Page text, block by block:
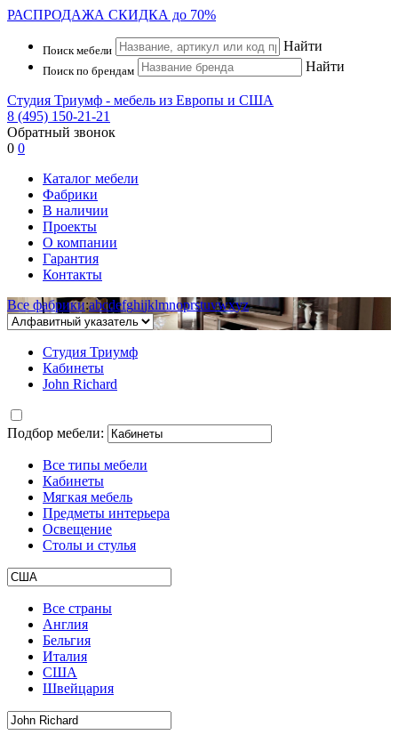
РАСПРОДАЖА СКИДКА до 70%
Поиск мебели Найти
Поиск по брендам Найти
Студия Триумф - мебель из Европы и США
8 (495) 150-21-21
Обратный звонок
0 0
Каталог мебели
Фабрики
В наличии
Проекты
О компании
Гарантия
Контакты
Все фабрики:abcdefghijklmnoprstuvwxyz
Студия Триумф
Кабинеты
John Richard
Подбор мебели:
Все типы мебели
Кабинеты
Мягкая мебель
Предметы интерьера
Освещение
Столы и стулья
Все страны
Англия
Бельгия
Италия
США
Швейцария